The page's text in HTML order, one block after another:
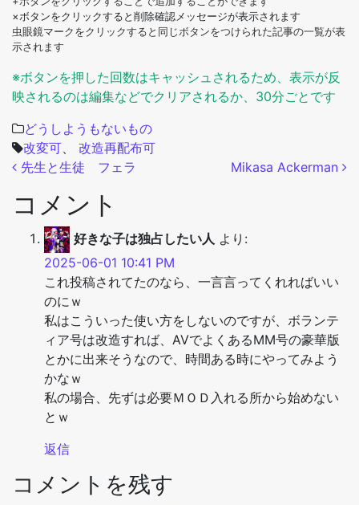
×ボタンをクリックすると削除確認メッセージが表示されます
虫眼鏡マークをクリックすると同じボタンをつけられた記事の一覧が表
示されます
※ボタンを押した回数はキャッシュされるため、表示が反
映されるのは編集などでクリアされるか、30分ごとです
どうしようもないもの
改変可
改造再配布可
投稿ナビゲーション
先生と生徒 フェラ Mikasa Ackerman
コメント
好きな子は独占したい人 より:
2025-06-01 10:41 PM
これ投稿されてたのなら、一言言ってくれればいい
のにｗ
私はこういった使い方をしないのですが、ボランテ
ィア号は改造すれば、AVでよくあるMM号の豪華版
とかに出来そうなので、時間ある時にやってみよう
かなｗ
私の場合、先ずは必要ＭＯＤ入れる所から始めない
とｗ
返信
コメントを残す